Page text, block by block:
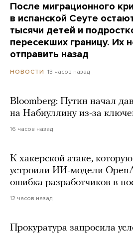
После миграционного
в испанской Сеуте
тысячи детей и
пересекших границу. Их
отправить назад
НОВОСТИ 13 часов назад
Bloomberg: Путин начал
на Набиуллину из-за
16 часов назад
К хакерской атаке,
устроили ИИ-модели
ошибка разработчиков в
12 часов назад
Прокуратура запросила